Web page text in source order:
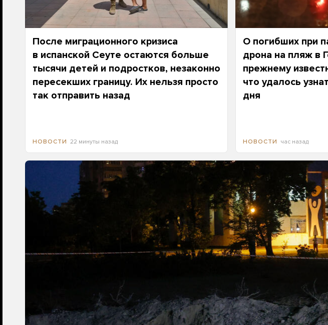
После миграционного кризиса
в испанской Сеуте остаются больше
тысячи детей и подростков, незаконно
пересекших границу. Их нельзя просто
так отправить назад
НОВОСТИ 22 минуты назад
О погибших при
дрона на пляж в
прежнему
что удалось
дня
НОВОСТИ час назад